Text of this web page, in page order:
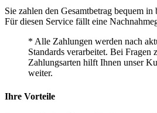
Sie zahlen den Gesamtbetrag bequem
Für diesen Service fällt eine
* Alle Zahlungen werden nach
Standards verarbeitet. Bei Fragen
Zahlungsarten hilft Ihnen unser
weiter.
Ihre Vorteile